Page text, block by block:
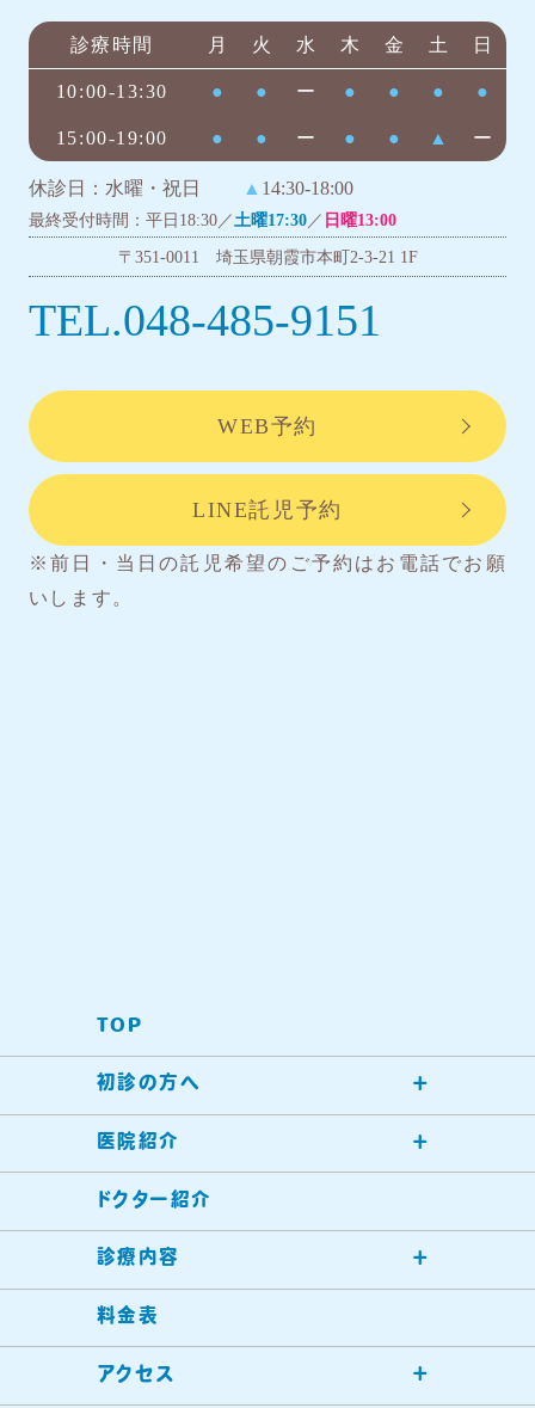
診療時間 月 火 水 木 金 土 日
10:00-13:30 ● ● ー ● ● ● ●
15:00-19:00 ● ● ー ● ● ▲ ー
休診日：水曜・祝日 ▲ 14:30-18:00
最終受付時間：平日18:30／ 土曜17:30／ 日曜13:00
〒351-0011 埼玉県朝霞市本町2-3-21 1F
TEL.048-485-9151
WEB予約
LINE託児予約
※前日・当日の託児希望のご予約はお電話でお願
いします。
TOP
初診の方へ
医院紹介
ドクター紹介
診療内容
料金表
アクセス